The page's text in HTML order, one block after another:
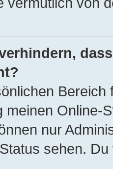
meinen Online-
nur
sehen.